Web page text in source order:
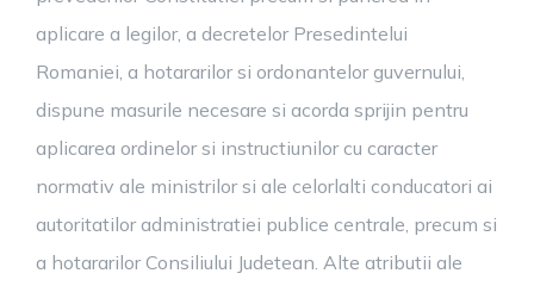
aplicare a legilor, a decretelor Presedintelui
Romaniei, a hotararilor si ordonantelor guvernului,
dispune masurile necesare si acorda sprijin pentru
aplicarea ordinelor si instructiunilor cu caracter
normativ ale ministrilor si ale celorlalti conducatori ai
autoritatilor administratiei publice centrale, precum si
a hotararilor Consiliului Judetean. Alte atributii ale